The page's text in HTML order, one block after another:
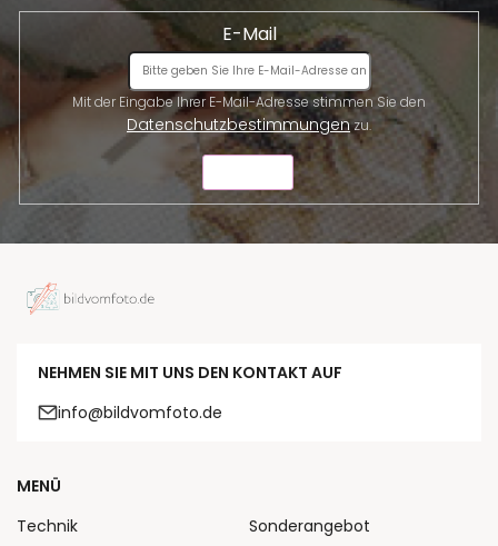
E-Mail
Datenschutzbestimmungenzu.
NEHMEN SIE MIT UNS DEN KONTAKT AUF
info@bildvomfoto.de
MENÜ
Technik
Sonderangebot